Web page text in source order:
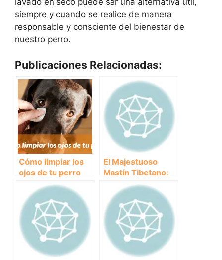
lavado en seco puede ser una alternativa útil,
siempre y cuando se realice de manera
responsable y consciente del bienestar de
nuestro perro.
Publicaciones Relacionadas:
Cómo limpiar los
ojos de tu perro
El Majestuoso
Mastín Tibetano:
Conoce Todo
Sobre Esta
Impresionante
Raza de Perros